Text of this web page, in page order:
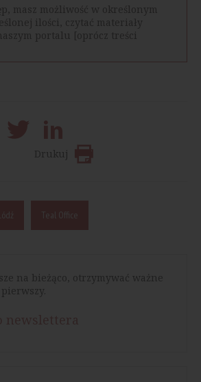
masz możliwość w określonym
ilości, czytać materiały
portalu [oprócz treści
Drukuj
Teal Office
na bieżąco, otrzymywać ważne